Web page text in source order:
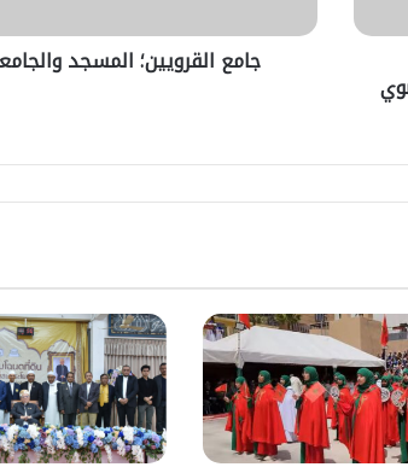
جامع القرويين؛ المسجد